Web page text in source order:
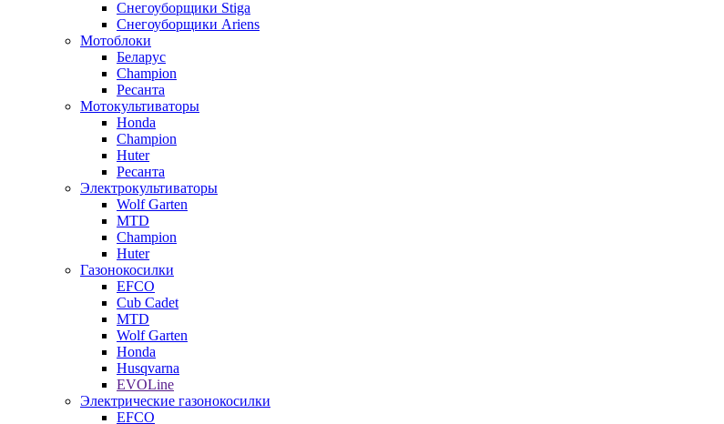
Снегоуборщики Stiga
Снегоуборщики Ariens
Мотоблоки
Беларус
Champion
Ресанта
Мотокультиваторы
Honda
Champion
Huter
Ресанта
Электрокультиваторы
Wolf Garten
MTD
Champion
Huter
Газонокосилки
EFCO
Cub Cadet
MTD
Wolf Garten
Honda
Husqvarna
EVOLine
Электрические газонокосилки
EFCO